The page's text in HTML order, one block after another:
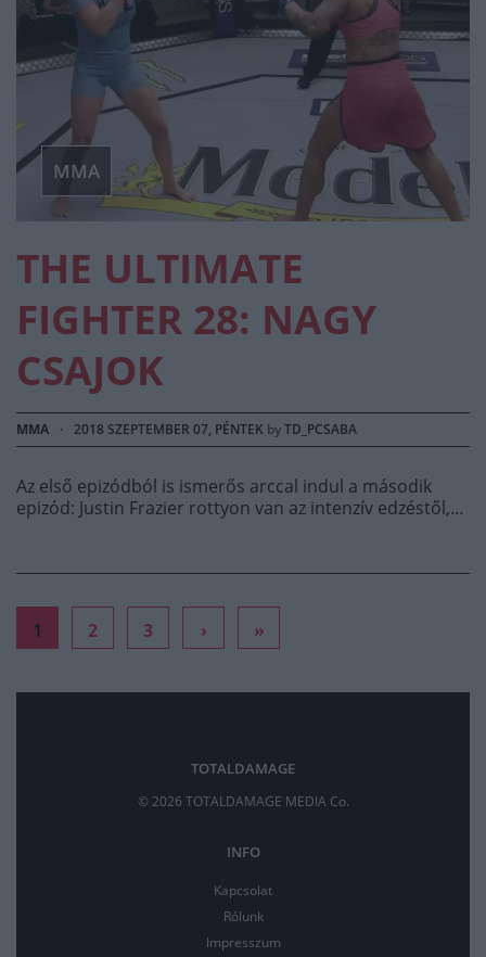
MMA
THE ULTIMATE
FIGHTER 28: NAGY
CSAJOK
MMA · 2018 SZEPTEMBER 07, PÉNTEK byTD_PCSABA
Az első epizódból is ismerős arccal indul a második
epizód: Justin Frazier rottyon van az intenzív edzéstől,…
1 2 3 › »
TOTALDAMAGE
© 2026 TOTALDAMAGE MEDIA Co.
INFO
Kapcsolat
Rólunk
Impresszum